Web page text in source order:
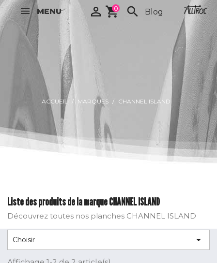
MENU  shopping_cart
0 search Blog
ACCUEIL MARQUES CHANNEL ISLAND
Liste des produits de la marque CHANNEL ISLAND
Découvrez toutes nos planches CHANNEL ISLAND
Choisir 